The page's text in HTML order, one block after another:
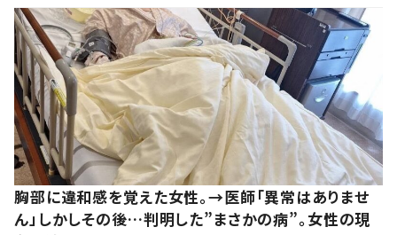
胸部に違和感を覚えた女性。→医師「異常はありませ
ん」しかしその後…判明した”まさかの病”。女性の現